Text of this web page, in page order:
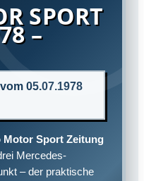
SPORT
–
05.07.1978
Motor Sport Zeitung
Mercedes-
– der praktische